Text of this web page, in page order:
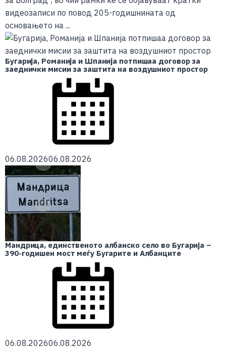
видеозаписи по повод 205-годишнината од
основањето на ...
Бугарија, Романија и Шпанија потпишаа договор за
заеднички мисии за заштита на воздушниот простор
06.08.202606.08.2026
Мандрица, единственото албанско село во Бугарија –
390-годишен мост меѓу Бугарите и Албанците
06.08.202606.08.2026